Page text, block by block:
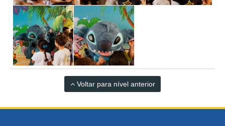
Voltar para nível anterior